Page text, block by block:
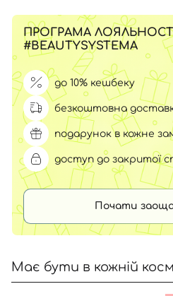
ПРОГРАМА
#BEAUTYSYSTEMA
до 10% кешбеку
безкоштовна
подарунок в кожне
доступ до закритої
Почати
Має бути в кожній